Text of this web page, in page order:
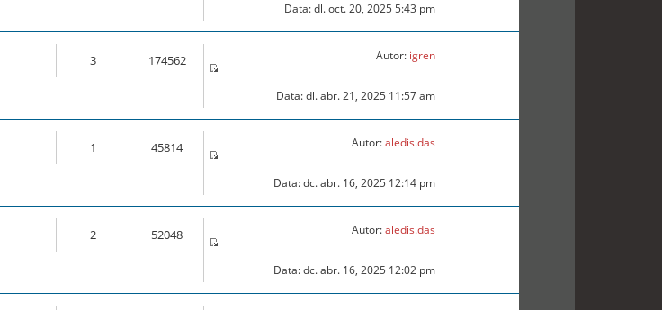
Data: dl. oct. 20, 2025 5:43 pm
3 174562 Autor: igren
Data: dl. abr. 21, 2025 11:57 am
1 45814 Autor:aledis.das
Data: dc. abr. 16, 2025 12:14 pm
2 52048 Autor:aledis.das
Data: dc. abr. 16, 2025 12:02 pm